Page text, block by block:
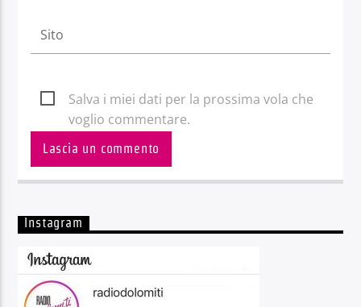
Salva i miei dati per la prossima vola che
voglio commentare.
Instagram